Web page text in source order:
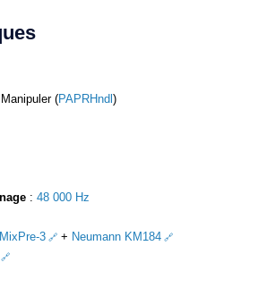
(PAPRHndl )
: 48 000 Hz
3 + Neumann KM184